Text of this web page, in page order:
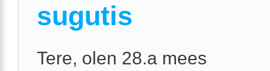
sugutis
Tere, olen 28.a mees